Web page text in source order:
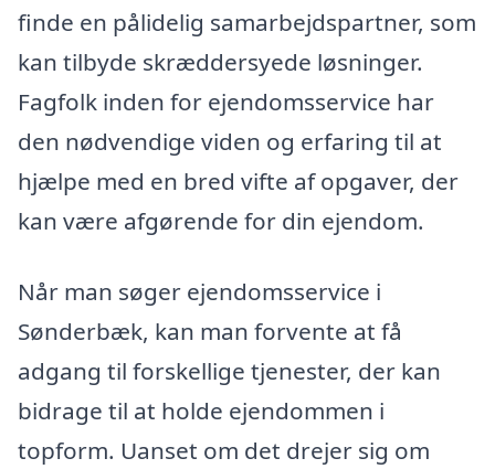
finde en pålidelig samarbejdspartner, som
kan tilbyde skræddersyede løsninger.
Fagfolk inden for ejendomsservice har
den nødvendige viden og erfaring til at
hjælpe med en bred vifte af opgaver, der
kan være afgørende for din ejendom.
Når man søger ejendomsservice i
Sønderbæk, kan man forvente at få
adgang til forskellige tjenester, der kan
bidrage til at holde ejendommen i
topform. Uanset om det drejer sig om